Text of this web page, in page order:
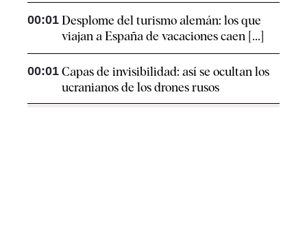
00:01 Desplome del turismo alemán: los que
viajan a España de vacaciones caen [...]
00:01 Capas de invisibilidad: así se ocultan los
ucranianos de los drones rusos